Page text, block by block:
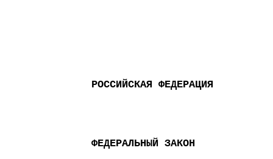
РОССИЙСКАЯ ФЕДЕРАЦИЯ
ФЕДЕРАЛЬНЫЙ ЗАКОН